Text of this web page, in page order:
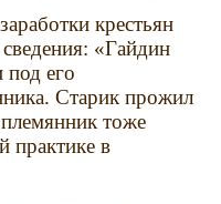
крестьян
«Гайдин
под его
Старик прожил
тоже
практике в